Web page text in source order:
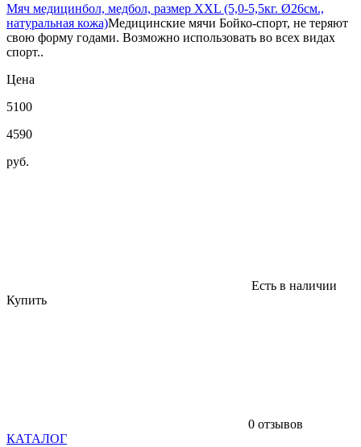
Мяч медицинбол, медбол, размер XXL (5,0-5,5кг. Ø26см.,
натуральная кожа)Медицинские мячи Бойко-спорт, не теряют
свою форму годами. Возможно использовать во всех видах
спорт..
Цена
5100
4590
руб.
Есть в наличии
Купить
0 отзывов
КАТАЛОГ